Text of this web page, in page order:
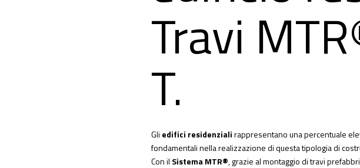
Travi
T.
Gli edifici residenzialirappresentano una percentuale
fondamentali nella realizzazione di questa tipologia di
Con il Sistema MTR®, grazie al montaggio di travi